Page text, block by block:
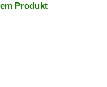
Produkt